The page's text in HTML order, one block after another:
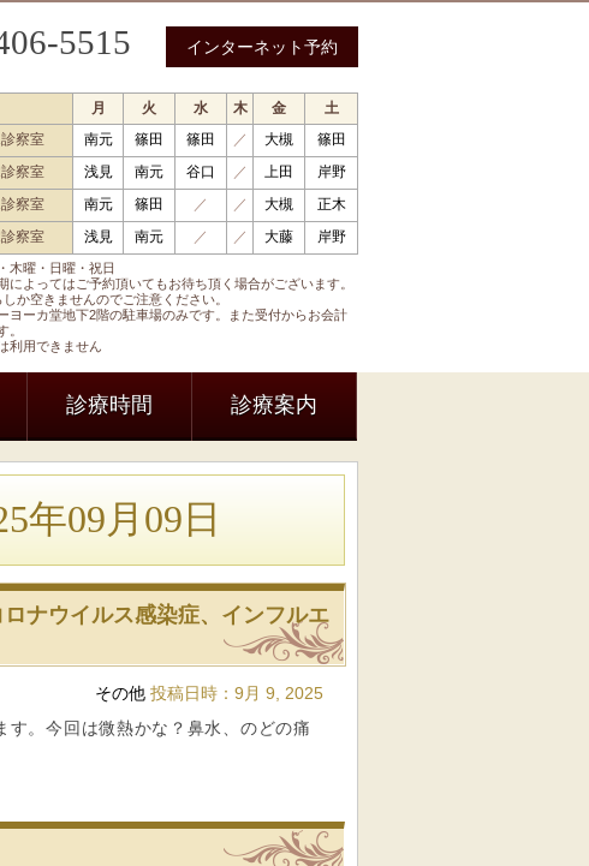
内科 循環器内科 呼吸器内科 糖尿病内科 内分泌内科
5515 インターネット予約
木曜・日曜・祝日
よってはご予約頂いてもお待ち頂く場合がございます。
か空きませんのでご注意ください。
ヨーカ堂地下2階の駐車場のみです。また受付からお会計
。
利用できません
月 火 水 木 金
土
察室 南元 篠田 篠田 ／ 大槻
篠田
察室
浅見 南元 谷口 ／ 上田
岸野
察室 南元 篠田 ／ ／ 大槻
正木
察室
浅見 南元 ／ ／ 大藤 岸野
診療時間 診療案内
年09月09日
ナウイルス感染症、インフルエ
その他 投稿日時： 9月 9, 2025
。今回は微熱かな？鼻水、のどの痛